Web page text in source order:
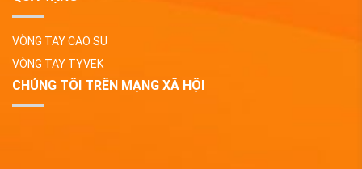
VÒNG TAY CAO SU
VÒNG TAY TYVEK
CHÚNG TÔI TRÊN MẠNG XÃ HỘI